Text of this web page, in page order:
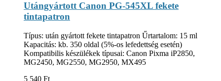
Utángyártott Canon PG-545XL fekete
tintapatron
Típus: után gyártott fekete tintapatron Űrtartalom: 15 ml
Kapacitás: kb. 350 oldal (5%-os lefedettség esetén)
Kompatibilis készülékek típusai: Canon Pixma iP2850,
MG2450, MG2550, MG2950, MX495
5 540 Ft